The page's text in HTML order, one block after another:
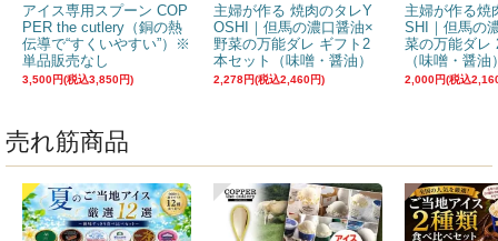
アイス専用スプーン COP
PER the cutlery（銅の熱
伝導で“すくいやすい”）※
単品販売なし
3,500円(税込3,850円)
主婦が作る 焼肉のタレY
OSHI｜但馬の濃口醤油×
野菜の万能ダレ ギフト2
本セット（味噌・醤油）
2,278円(税込2,460円)
主婦が作る焼
SHI｜但馬の
菜の万能ダレ
（味噌・醤油
2,000円(税込
売れ筋商品